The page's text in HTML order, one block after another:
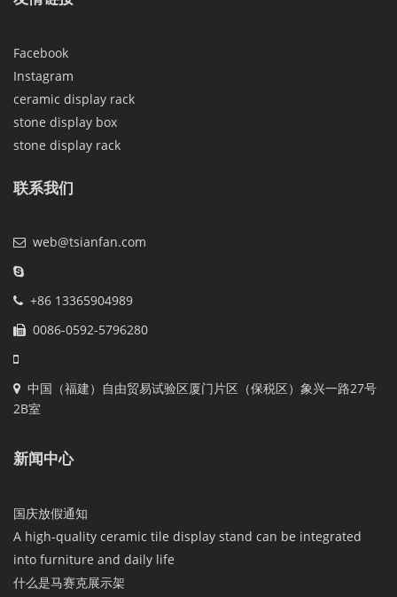
Facebook
Instagram
ceramic display rack
stone display box
stone display rack
联系我们
web@tsianfan.com
+86 13365904989
0086-0592-5796280
中国（福建）自由贸易试验区厦门片区（保税区）象兴一路27号
2B室
新闻中心
国庆放假通知
A high-quality ceramic tile display stand can be integrated
into furniture and daily life
什么是马赛克展示架